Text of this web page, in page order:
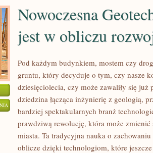
NA
OSZCZĘDZANIE
RACHUNKACH
GEOTECHNIKA
Nowoczesna
jest w obliczu
Pod każdym budynkiem, mostem czy
gruntu, który decyduje o tym, czy nasze
dziesięciolecia, czy może zawaliły się już
dziedzina łącząca inżynierię z geologią,
bardziej spektakularnych branż
prawdziwą rewolucję, która może
miasta. Ta tradycyjna nauka o
oblicze dzięki technologiom, które